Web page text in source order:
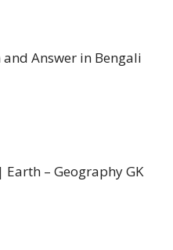
Answer in Bengali
| Earth – Geography GK